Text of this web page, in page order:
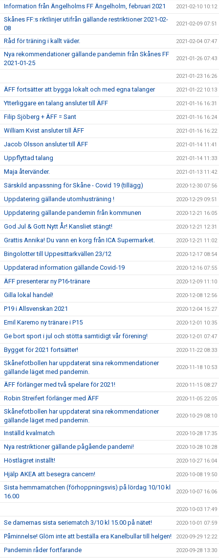
Information från Ängelholms FF Ängelholm, februari 2021 2021-02-10 10:12
Skånes FF:s riktlinjer utifrån gällande restriktioner 2021-02-
08
2021-02-09 07:51
Råd för träning i kallt väder. 2021-02-04 07:47
Nya rekommendationer gällande pandemin från Skånes FF
2021-01-25
2021-01-26 07:43
2021-01-23 16:26
ÄFF fortsätter att bygga lokalt och med egna talanger 2021-01-22 10:13
Ytterliggare en talang ansluter till ÄFF 2021-01-16 16:31
Filip Sjöberg + ÄFF = Sant 2021-01-16 16:24
William Kvist ansluter till ÄFF 2021-01-16 16:22
Jacob Olsson ansluter till ÄFF 2021-01-14 11:41
Uppflyttad talang 2021-01-14 11:33
Maja återvänder. 2021-01-13 11:42
Särskild anpassning för Skåne - Covid 19 (tillägg) 2020-12-30 07:56
Uppdatering gällande utomhusträning ! 2020-12-29 09:51
Uppdatering gällande pandemin från kommunen 2020-12-21 16:05
God Jul & Gott Nytt År! Kansliet stängt! 2020-12-21 12:31
Grattis Annika! Du vann en korg från ICA Supermarket. 2020-12-21 11:02
Bingolotter till Uppesittarkvällen 23/12 2020-12-17 08:54
Uppdaterad information gällande Covid-19 2020-12-16 07:55
ÄFF presenterar ny P16-tränare 2020-12-09 11:10
Gilla lokal handel! 2020-12-08 12:56
P19 i Allsvenskan 2021 2020-12-04 15:27
Emil Karemo ny tränare i P15 2020-12-01 10:35
Ge bort sport i jul och stötta samtidigt vår förening! 2020-12-01 07:47
Bygget för 2021 fortsätter! 2020-11-22 08:33
Skånefotbollen har uppdaterat sina rekommendationer
gällande läget med pandemin.
2020-11-18 10:53
ÄFF förlänger med två spelare för 2021! 2020-11-15 08:27
Robin Streifert förlänger med ÄFF 2020-11-05 22:05
Skånefotbollen har uppdaterat sina rekommendationer
gällande läget med pandemin.
2020-10-29 08:10
Inställd kvalmatch 2020-10-28 17:35
Nya restriktioner gällande pågående pandemi! 2020-10-28 10:28
Höstlägret inställt! 2020-10-27 16:04
Hjälp AKEA att besegra cancern! 2020-10-08 19:50
Sista hemmamatchen (förhoppningsvis) på lördag 10/10 kl
16.00
2020-10-07 16:06
2020-10-03 17:49
Se damernas sista seriematch 3/10 kl 15.00 på nätet! 2020-10-01 07:59
Påminnelse! Glöm inte att beställa era Kanelbullar till helgen! 2020-09-29 12:22
Pandemin råder fortfarande 2020-09-28 13:30